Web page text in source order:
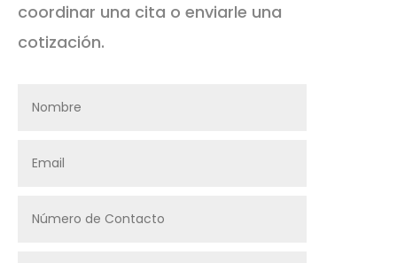
coordinar una cita o enviarle una
cotización.